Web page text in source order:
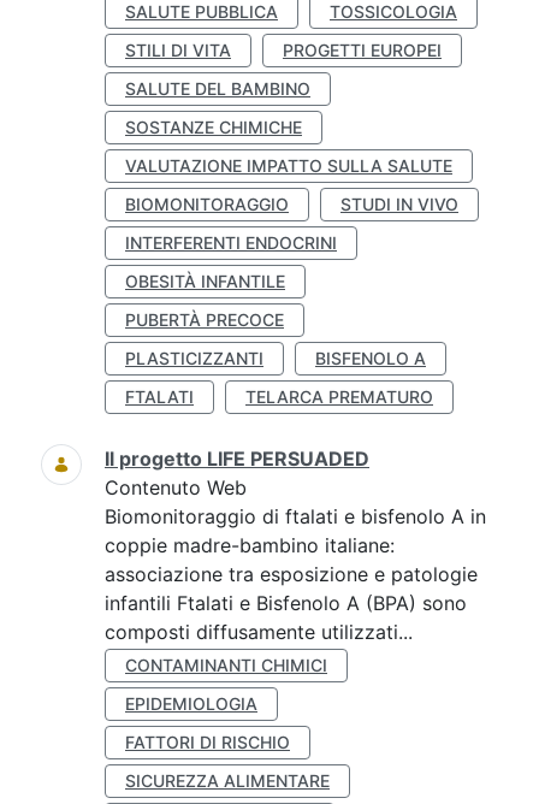
SALUTE PUBBLICA
TOSSICOLOGIA
STILI DI VITA
PROGETTI EUROPEI
SALUTE DEL BAMBINO
SOSTANZE CHIMICHE
VALUTAZIONE IMPATTO SULLA SALUTE
BIOMONITORAGGIO
STUDI IN VIVO
INTERFERENTI ENDOCRINI
OBESITÀ INFANTILE
PUBERTÀ PRECOCE
PLASTICIZZANTI
BISFENOLO A
FTALATI
TELARCA PREMATURO
Il progetto LIFE PERSUADED
Contenuto Web
Biomonitoraggio di ftalati e bisfenolo A in
coppie madre-bambino italiane:
associazione tra esposizione e patologie
infantili Ftalati e Bisfenolo A (BPA) sono
composti diffusamente utilizzati...
CONTAMINANTI CHIMICI
EPIDEMIOLOGIA
FATTORI DI RISCHIO
SICUREZZA ALIMENTARE